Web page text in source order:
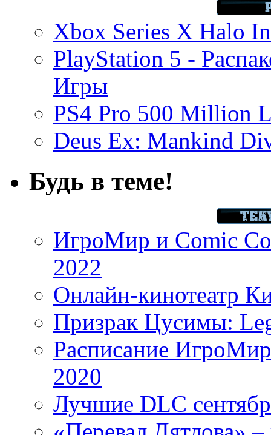
Xbox Series X Halo
PlayStation 5 -
Игры
PS4 Pro 500 Million
Deus Ex: Mankind
Будь в теме!
ИгроМир и Comic
2022
Онлайн-кинотеатр
Призрак Цусимы:
Расписание
2020
Лучшие DLC